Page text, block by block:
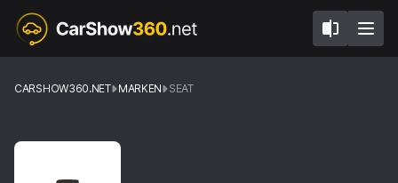
CARSHOW360.NET MARKEN SEAT